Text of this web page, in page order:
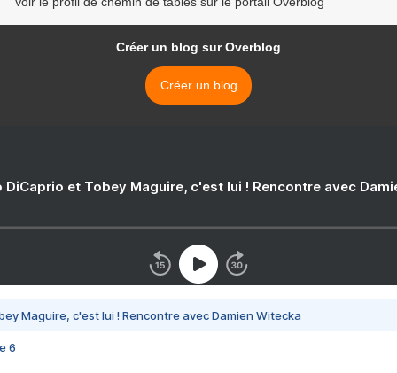
Créer un blog sur Overblog
Créer un blog
DiCaprio et Tobey Maguire, c'est lui ! Rencontre avec
Maguire, c'est lui ! Rencontre avec Damien Witecka
6